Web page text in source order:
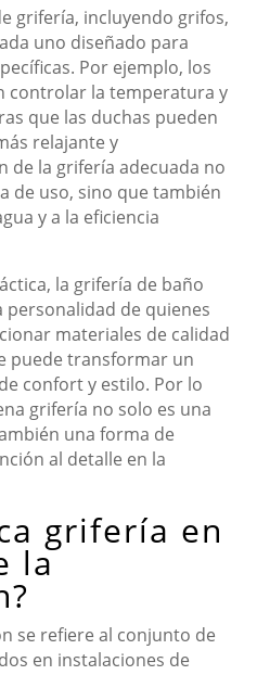
grifería, incluyendo grifos,
uno diseñado para
Por ejemplo, los
controlar la temperatura y
que las duchas pueden
relajante y
de la grifería adecuada no
de uso, sino que también
y a la eficiencia
la grifería de baño
personalidad de quienes
materiales de calidad
puede transformar un
confort y estilo. Por lo
grifería no solo es una
una forma de
al detalle en la
grifería en
la
se refiere al conjunto de
en instalaciones de